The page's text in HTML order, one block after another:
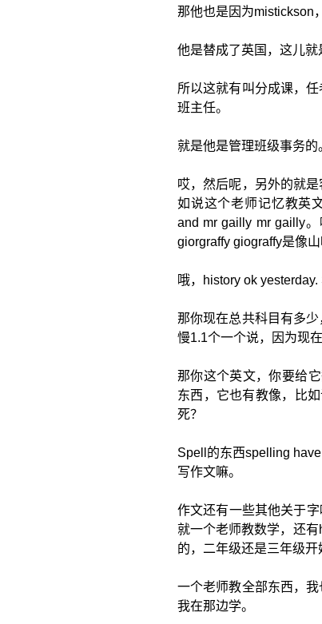
那他也是因为mistickson
他是替成了英国，这儿就
所以这就有叫分成课，
班主任。
就是他是管理班级事务的
哎，然后呢，另外的就
如说这个老师记忆教英
and mr gailly mr gailly
giorgraffy giograffy是像
哦，history ok
那你现在总共科目有多
慢1.1个一个说，因为现
那你这个英文，你要给
东西，它也有教像，比
死？
Spell的东西spelling
写作文嘛。
作文还有一些其他关于
就一个老师教数学，还
的，二年级还是三年级开
一个老师教全部东西，
我在那边学。